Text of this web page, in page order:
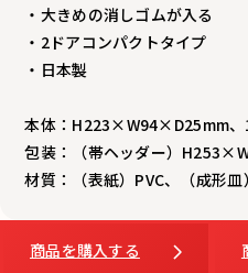
・大きめの消しゴムが入る
・2ドアコンパクトタイプ
・日本製
本体：H223×W94×D25mm、
包装：（帯ヘッダー）
材質：（表紙）PVC、（成形
商品を購入する